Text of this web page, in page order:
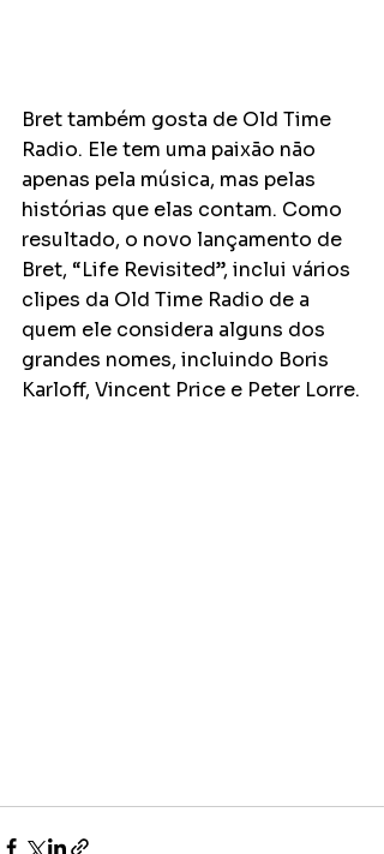
Bret também gosta de Old Time
Radio. Ele tem uma paixão não
apenas pela música, mas pelas
histórias que elas contam. Como
resultado, o novo lançamento de
Bret, “Life Revisited”, inclui vários
clipes da Old Time Radio de a
quem ele considera alguns dos
grandes nomes, incluindo Boris
Karloff, Vincent Price e Peter Lorre.